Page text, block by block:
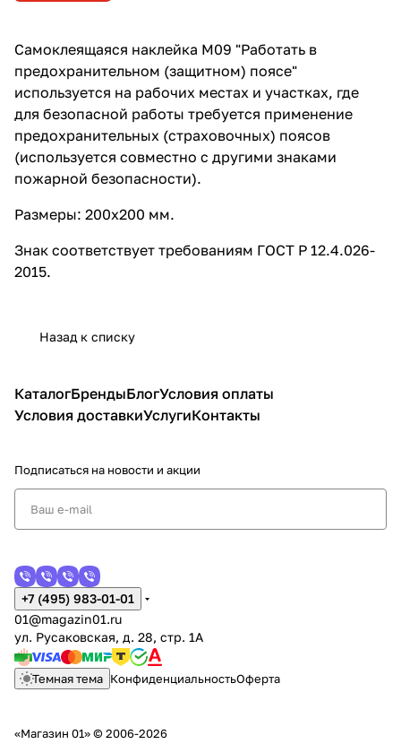
Самоклеящаяся наклейка M09 "Работать в
предохранительном (защитном) поясе"
используется на рабочих местах и участках, где
для безопасной работы требуется применение
предохранительных (страховочных) поясов
(используется совместно с другими знаками
пожарной безопасности).
Размеры: 200х200 мм.
Знак соответствует требованиям ГОСТ Р 12.4.026-
2015.
Назад к списку
КаталогБрендыБлогУсловия оплаты
Условия доставкиУслугиКонтакты
Подписаться на новости и акции
+7 (495) 983-01-01
01@magazin01.ru
ул. Русаковская, д. 28, стр. 1А
Темная тема КонфиденциальностьОферта
«Магазин 01» © 2006-2026